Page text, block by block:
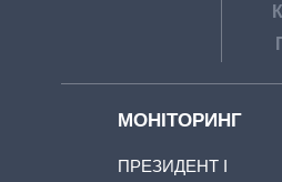
МОНІТОРИНГ
ПРЕЗИДЕНТ І